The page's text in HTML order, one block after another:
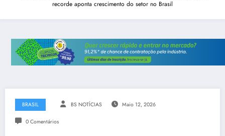
recorde aponta crescimento do setor no Brasil
BRASIL BS NOTÍCIAS Maio 12, 2026
0 Comentários